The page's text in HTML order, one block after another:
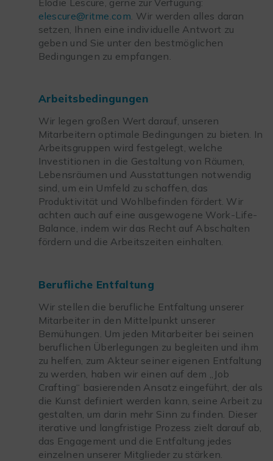
elescure@ritme.com . Wir werden alles daran
setzen, Ihnen eine individuelle Antwort zu
geben und Sie unter den bestmöglichen
Bedingungen zu empfangen.
Arbeitsbedingungen
Wir legen großen Wert darauf, unseren
Mitarbeitern optimale Bedingungen zu bieten. In
Arbeitsgruppen wird festgelegt, welche
Investitionen in die Gestaltung von Räumen,
Lebensräumen und Ausstattungen notwendig
sind, um ein Umfeld zu schaffen, das
Produktivität und Wohlbefinden fördert. Wir
achten auch auf eine ausgewogene Work-Life-
Balance, indem wir das Recht auf Abschalten
fördern und die Arbeitszeiten einhalten.
Berufliche Entfaltung
Wir stellen die berufliche Entfaltung unserer
Mitarbeiter in den Mittelpunkt unserer
Bemühungen. Um jeden Mitarbeiter bei seinen
beruflichen Überlegungen zu begleiten und ihm
zu helfen, zum Akteur seiner eigenen Entfaltung
zu werden, haben wir einen auf dem „Job
Crafting“ basierenden Ansatz eingeführt, der als
die Kunst definiert werden kann, seine Arbeit zu
gestalten, um darin mehr Sinn zu finden. Dieser
iterative und langfristige Prozess zielt darauf ab,
das Engagement und die Entfaltung jedes
einzelnen unserer Mitglieder zu stärken.